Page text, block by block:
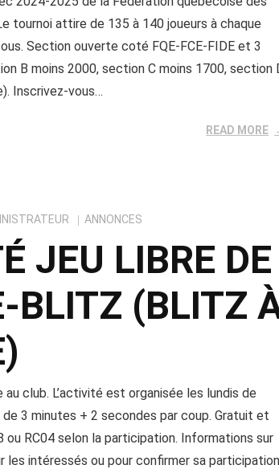
tournoi attire de 135 à 140 joueurs à chaque
Section ouverte coté FQE-FCE-FIDE et 3
B moins 2000, section C moins 1700, section
Inscrivez-vous…
READ MORE
ANNONCES
JEU LIBRE DE
BLITZ (BLITZ
club. L’activité est organisée les lundis de
de 3 minutes + 2 secondes par coup. Gratuit et
ou RC04 selon la participation. Informations sur
les intéressés ou pour confirmer sa